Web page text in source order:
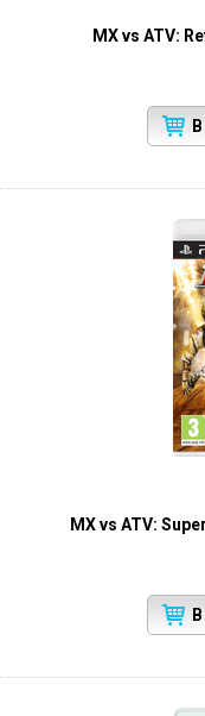
MX vs ATV:
MX vs ATV: